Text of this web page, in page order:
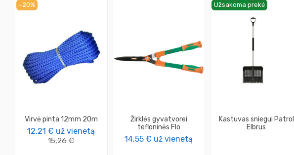
−20%
Virvė pinta 12mm 20m
12,21 € už vienetą
15,26 €
Žirklės gyvatvorei
tefloninės Flo
14,55 € už vienetą
Užsakoma prekė
Kastuvas sniegui Patrol
Elbrus